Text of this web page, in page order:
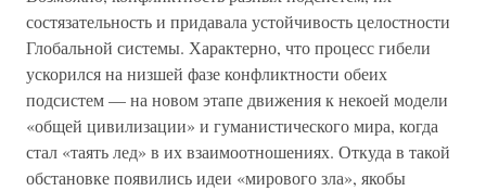
состязательность и придавала устойчивость целостности
Глобальной системы. Характерно, что процесс гибели
ускорился на низшей фазе конфликтности обеих
подсистем — на новом этапе движения к некоей модели
«общей цивилизации» и гуманистического мира, когда
стал «таять лед» в их взаимоотношениях. Откуда в такой
обстановке появились идеи «мирового зла», якобы